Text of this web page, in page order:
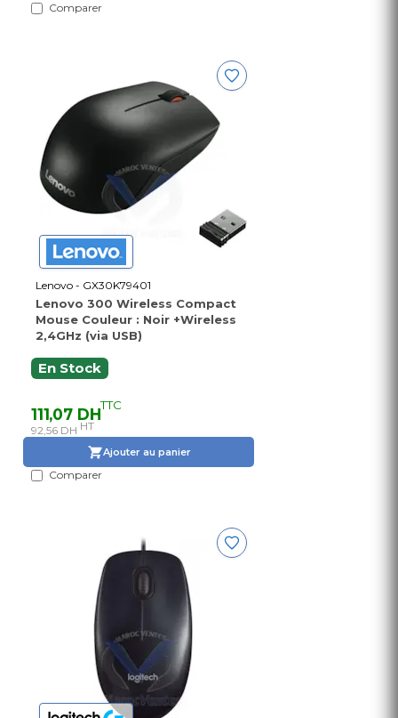
Comparer
Lenovo - GX30K79401
Lenovo 300 Wireless Compact
Mouse Couleur : Noir +Wireless
2,4GHz (via USB)
En Stock
111,07 DHTTC
92,56 DH HT
Ajouter au panier
Comparer